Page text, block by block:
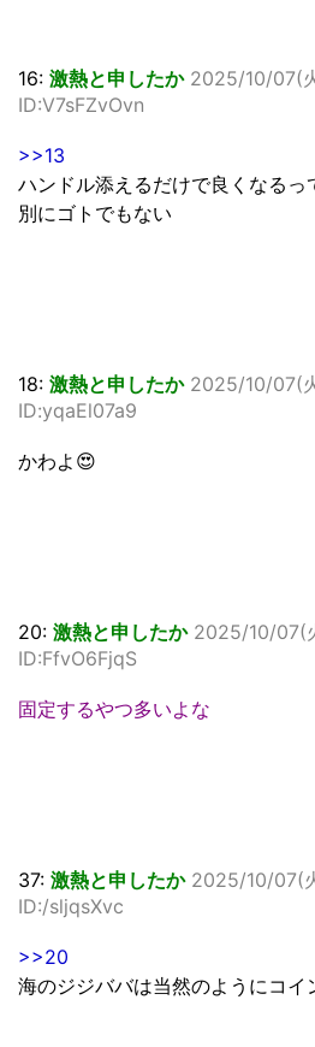
16: 激熱と申したか 2025/10/07(
ID:V7sFZvOvn
>>13
ハンドル添えるだけで良くなるっ
別にゴトでもない
18: 激熱と申したか 2025/10/07(
ID:yqaEl07a9
かわよ😍
20: 激熱と申したか 2025/10/07(
ID:FfvO6FjqS
固定するやつ多いよな
37: 激熱と申したか 2025/10/07(
ID:/sljqsXvc
>>20
海のジジババは当然のようにコイ